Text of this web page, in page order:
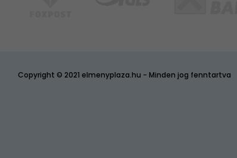
Copyright © 2021 elmenyplaza.hu - Minden jog fenntartva